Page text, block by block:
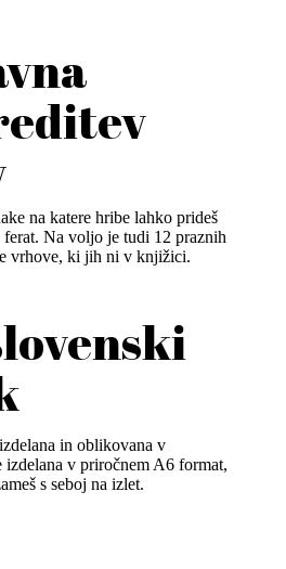
na katere hribe lahko prideš
Na voljo je tudi 12 praznih
vrhove, ki jih ni v knjižici.
in oblikovana v
v priročnem A6 format,
s seboj na izlet.